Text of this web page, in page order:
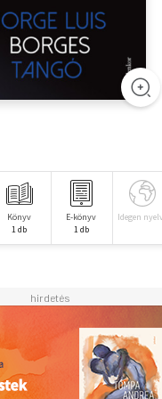
Könyv
1 db
E-könyv
1 db
Idegen